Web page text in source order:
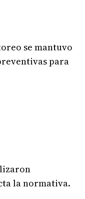
se mantuvo
para
la normativa.